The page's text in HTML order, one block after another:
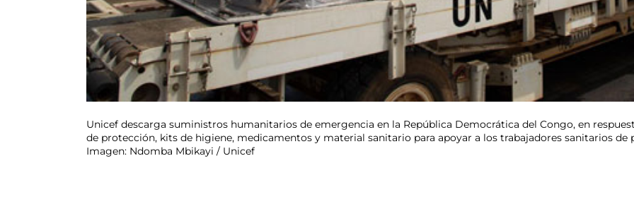
Unicef descarga suministros humanitarios de emergencia en la República Democrática del Congo, en
de protección, kits de higiene, medicamentos y material sanitario para apoyar a los trabajadores sanitarios de
Imagen: Ndomba Mbikayi / Unicef